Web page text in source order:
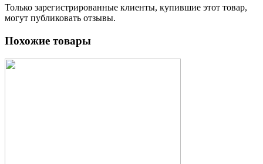
Только зарегистрированные клиенты, купившие этот товар,
могут публиковать отзывы.
Похожие товары